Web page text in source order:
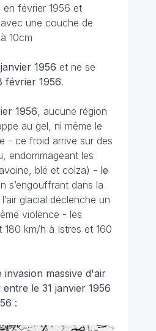
en février 1956 et
une couche de
10cm
1956 et ne se
février 1956.
1956, aucune région
au gel, ni même le
- ce froid arrive sur des
endommageant les
blé et colza) - le
s’engouffrant dans la
glacial déclenche un
violence - les
180 km/h à Istres et 160
invasion massive d'air
le 31 janvier 1956
: